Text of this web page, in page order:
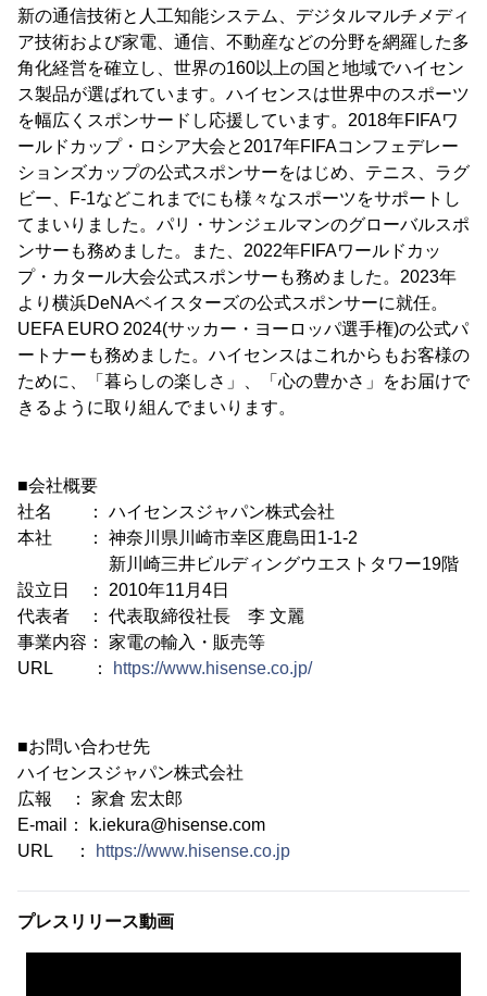
新の通信技術と人工知能システム、デジタルマルチメディ
ア技術および家電、通信、不動産などの分野を網羅した多
角化経営を確立し、世界の160以上の国と地域でハイセン
ス製品が選ばれています。ハイセンスは世界中のスポーツ
を幅広くスポンサードし応援しています。2018年FIFAワ
ールドカップ・ロシア大会と2017年FIFAコンフェデレー
ションズカップの公式スポンサーをはじめ、テニス、ラグ
ビー、F-1などこれまでにも様々なスポーツをサポートし
てまいりました。パリ・サンジェルマンのグローバルスポ
ンサーも務めました。また、2022年FIFAワールドカッ
プ・カタール大会公式スポンサーも務めました。2023年
より横浜DeNAベイスターズの公式スポンサーに就任。
UEFA EURO 2024(サッカー・ヨーロッパ選手権)の公式パ
ートナーも務めました。ハイセンスはこれからもお客様の
ために、「暮らしの楽しさ」、「心の豊かさ」をお届けで
きるように取り組んでまいります。
■会社概要
社名 ： ハイセンスジャパン株式会社
本社 ： 神奈川県川崎市幸区鹿島田1-1-2
新川崎三井ビルディングウエストタワー19階
設立日 ： 2010年11月4日
代表者 ： 代表取締役社長 李 文麗
事業内容： 家電の輸入・販売等
URL ：
https://www.hisense.co.jp/
■お問い合わせ先
ハイセンスジャパン株式会社
広報 ： 家倉 宏太郎
E-mail： k.iekura@hisense.com
URL ：
https://www.hisense.co.jp
プレスリリース動画